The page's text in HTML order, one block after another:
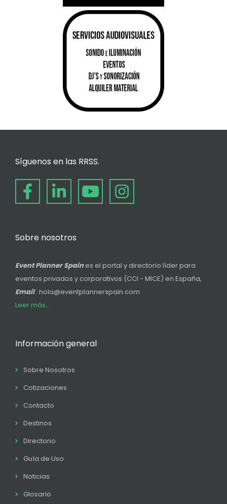
Síguenos en las RRSS.
Sobre nosotros
Event Planner Spain es el portal y directorio líder para
eventos privados y corporativos (CCI - MICE) en España,
Email: hola@eventplannerspain.com
Leer más...
Información general
Sobre Nosotros
Cotizaciones
Contacto
Destinos
Directorio
Guía de Uso
Noticias
Glosario